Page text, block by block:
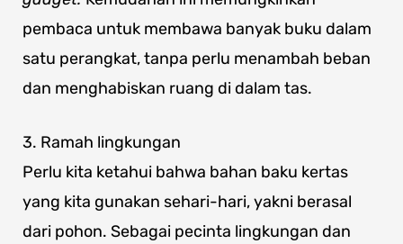
pembaca untuk membawa banyak buku dalam
satu perangkat, tanpa perlu menambah beban
dan menghabiskan ruang di dalam tas.
3. Ramah lingkungan
Perlu kita ketahui bahwa bahan baku kertas
yang kita gunakan sehari-hari, yakni berasal
dari pohon. Sebagai pecinta lingkungan dan